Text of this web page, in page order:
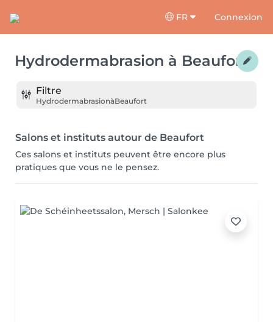
FR Connexion
Hydrodermabrasion à Beaufort
Filtre
HydrodermabrasionàBeaufort
Salons et instituts autour de Beaufort
Ces salons et instituts peuvent être encore plus
pratiques que vous ne le pensez.